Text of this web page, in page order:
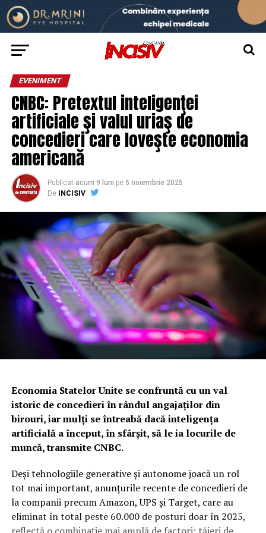
EVENIMENT
CNBC: Pretextul inteligenţei
artificiale şi valul uriaş de
concedieri care loveşte economia
americană
Publicat acum 9 luni pe 5 noiembrie 2025
De
INCISIV
Economia Statelor Unite se confruntă cu un val
istoric de concedieri în rândul angajaţilor din
birouri, iar mulţi se întreabă dacă inteligenţa
artificială a început, în sfârşit, să le ia locurile de
muncă, transmite CNBC.
Deşi tehnologiile generative şi autonome joacă un rol
tot mai important, anunţurile recente de concedieri de
la companii precum Amazon, UPS şi Target, care au
eliminat în total peste 60.000 de posturi doar în 2025,